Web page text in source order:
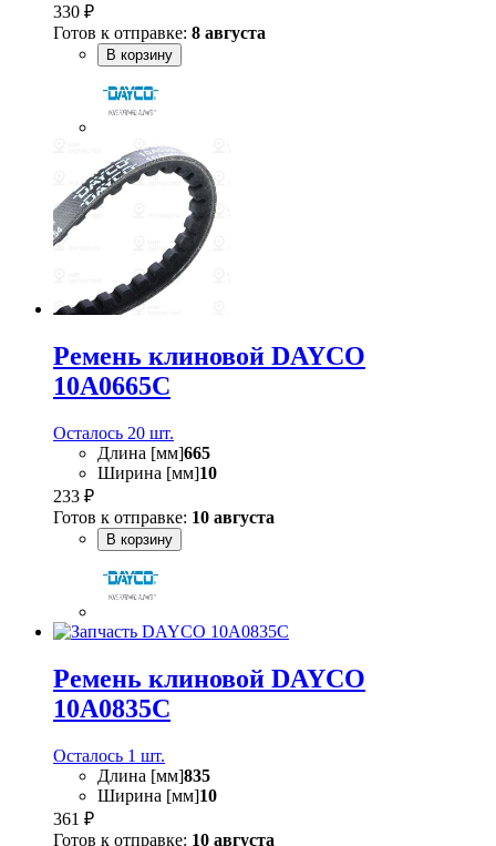
330 ₽
Готов к отправке: 8 августа
В корзину
Ремень клиновой DAYCO
10A0665C
Осталось 20 шт.
Длина [мм]665
Ширина [мм]10
233 ₽
Готов к отправке: 10 августа
В корзину
Ремень клиновой DAYCO
10A0835C
Осталось 1 шт.
Длина [мм]835
Ширина [мм]10
361 ₽
Готов к отправке: 10 августа